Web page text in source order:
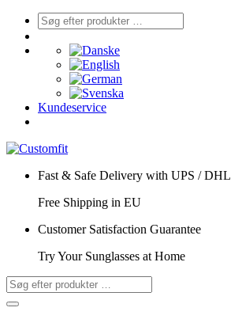
Kundeservice
Fast & Safe Delivery with UPS / DHL
Free Shipping in EU
Customer Satisfaction Guarantee
Try Your Sunglasses at Home